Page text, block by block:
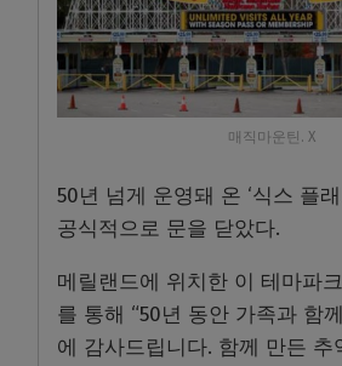
매직마운틴. X
50년 넘게 운영돼 온 ‘식스 플
공식적으로 문을 닫았다.
메릴랜드에 위치한 이 테마파
를 통해 “50년 동안 가족과 함
에 감사드립니다. 함께 만든 추